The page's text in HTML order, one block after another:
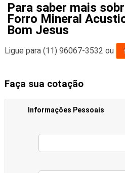
Para saber mais
Forro Mineral
Bom Jesus
Ligue para (11) 96067-3532 ou
Faça sua cotação
Informações Pessoais